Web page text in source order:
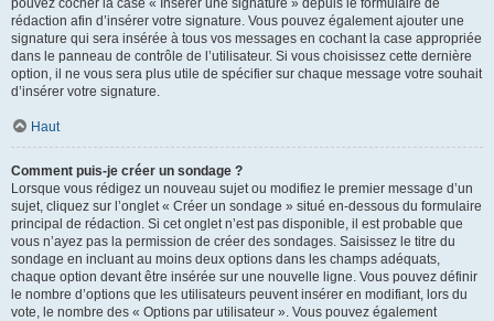
pouvez cocher la case « Insérer une signature » depuis le formulaire de
rédaction afin d’insérer votre signature. Vous pouvez également ajouter une
signature qui sera insérée à tous vos messages en cochant la case appropriée
dans le panneau de contrôle de l’utilisateur. Si vous choisissez cette dernière
option, il ne vous sera plus utile de spécifier sur chaque message votre souhait
d’insérer votre signature.
Haut
Comment puis-je créer un sondage ?
Lorsque vous rédigez un nouveau sujet ou modifiez le premier message d’un
sujet, cliquez sur l’onglet « Créer un sondage » situé en-dessous du formulaire
principal de rédaction. Si cet onglet n’est pas disponible, il est probable que
vous n’ayez pas la permission de créer des sondages. Saisissez le titre du
sondage en incluant au moins deux options dans les champs adéquats,
chaque option devant être insérée sur une nouvelle ligne. Vous pouvez définir
le nombre d’options que les utilisateurs peuvent insérer en modifiant, lors du
vote, le nombre des « Options par utilisateur ». Vous pouvez également